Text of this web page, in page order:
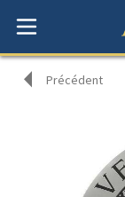
Précédent